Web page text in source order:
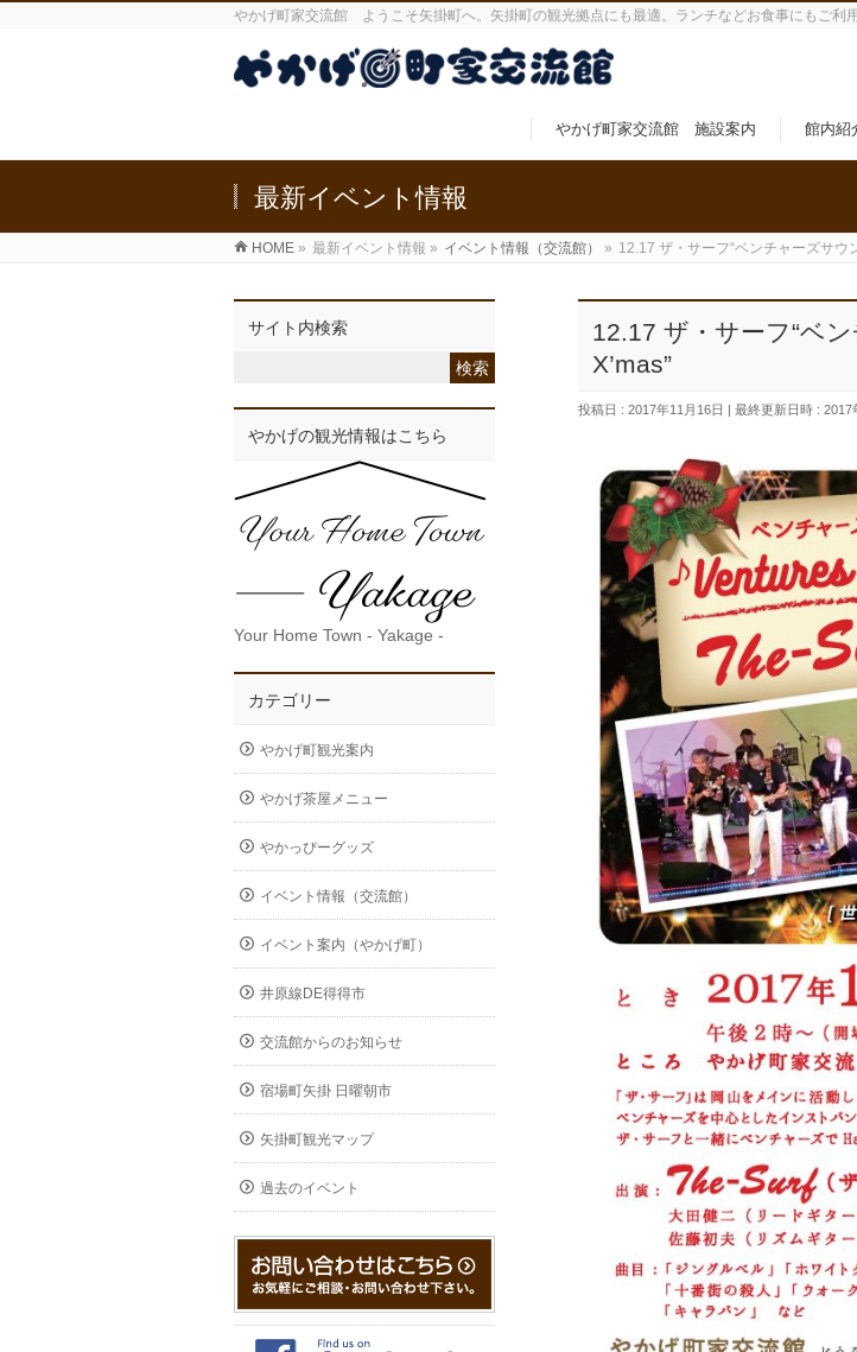
やかげ町家交流館 ようこそ矢掛町へ。矢掛町の観光拠点にも最適。ランチなどお食事にもご利用
やかげ町家交流館 施設案内 館内紹
最新イベント情報
HOME » 最新イベント情報 » イベント情報（交流館） » 12.17 ザ・サーフ“ベンチャーズサウ
12.17 ザ・サーフ“ベ
X’mas”
投稿日 : 2017年11月16日 最終更新日時 : 2017
サイト内検索
やかげの観光情報はこちら
Your Home Town - Yakage -
カテゴリー
やかげ町観光案内
やかげ茶屋メニュー
やかっぴーグッズ
イベント情報（交流館）
イベント案内（やかげ町）
井原線DE得得市
交流館からのお知らせ
宿場町矢掛 日曜朝市
矢掛町観光マップ
過去のイベント